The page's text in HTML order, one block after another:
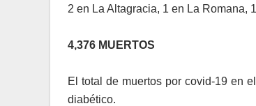
2 en La Altagracia, 1 en La Romana,
4,376 MUERTOS
El total de muertos por covid-19 en
diabético.